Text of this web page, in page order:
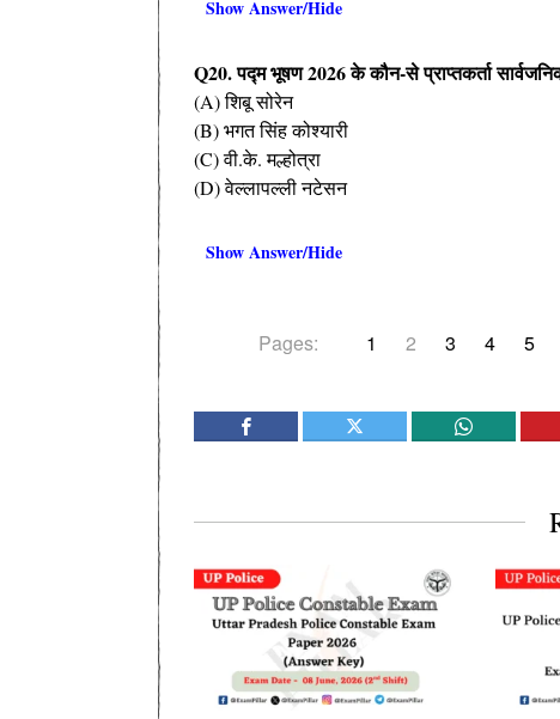
Show Answer/Hide
Q20.पद्म भूषण2026के कौन-से प्राप्तकर्ता
(A) शिबू सोरेन
(B) भगत सिंह कोश्यारी
(C) वी.के. मल्होत्रा
(D) वेल्लापल्ली नटेसन
Show Answer/Hide
Pages: 1 2 3 4 5